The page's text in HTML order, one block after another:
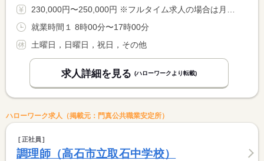
230,000円〜250,000円 ※フルタイム求人の場合は月額（換算額）、パート求人の場合は時間額を表示しています。
就業時間１ 8時00分〜17時00分
土曜日，日曜日，祝日，その他
求人詳細を見る (ハローワークより転載)
ハローワーク求人（掲載元：門真公共職業安定所）
正社員
調理師（高石市立取石中学校）